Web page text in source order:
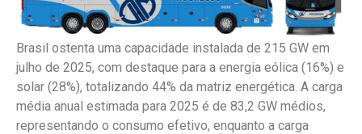
Brasil ostenta uma capacidade instalada de 215 GW em
julho de 2025, com destaque para a energia eólica (16%) e
solar (28%), totalizando 44% da matriz energética. A carga
média anual estimada para 2025 é de 83,2 GW médios,
representando o consumo efetivo, enquanto a carga